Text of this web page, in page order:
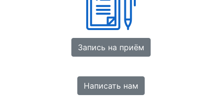
Запись на приём
Написать нам